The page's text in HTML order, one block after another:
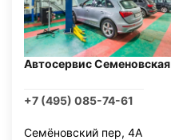
Автосервис Семеновская
+7 (495) 085-74-61
Семёновский пер, 4А